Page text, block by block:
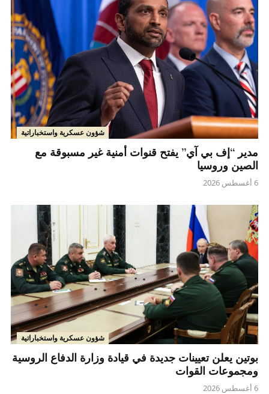
شؤون عسكرية واستخباراتية
مدير “إف بي آي” يفتح قنوات أمنية غير مسبوقة مع
الصين وروسيا
6 أغسطس 2026
شؤون عسكرية واستخباراتية
بوتين يعلن تعيينات جديدة في قيادة وزارة الدفاع الروسية
ومجموعات القوات
6 أغسطس 2026